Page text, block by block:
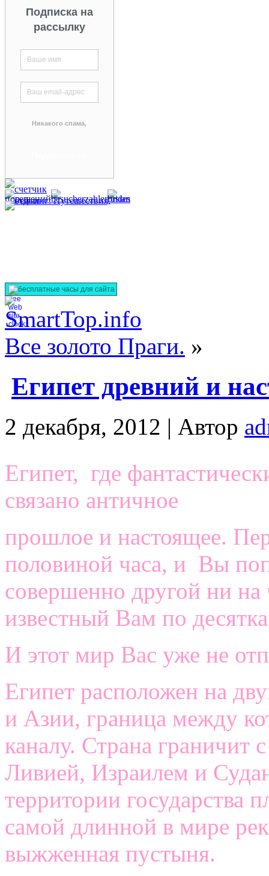
Подписка на
рассылку
Никакого спама,
бесплатные часы для сайта
Все золото Праги. »
Египет древний и
2 декабря, 2012 | Автор
Египет, где
связано античное
прошлое и настоящее.
половиной часа, и Вы
совершенно другой ни
известный Вам по
И этот мир Вас уже не
Египет расположен на
и Азии, граница между
каналу. Страна граничит
Ливией, Израилем и
территории государства
самой длинной в мире
выжженная пустыня.